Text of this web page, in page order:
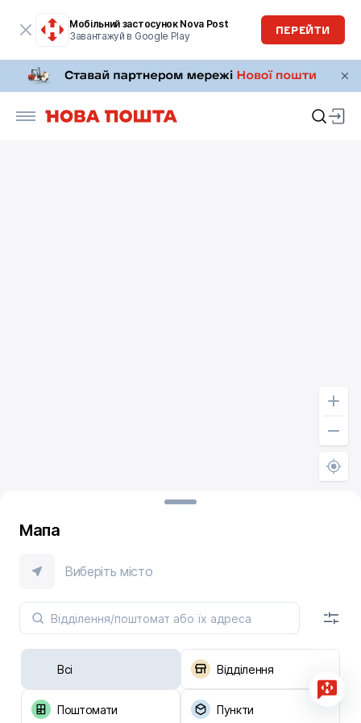
Мобільний застосунок Nova Post
Завантажуй в Google Play
ПЕРЕЙТИ
Мапа
Виберіть місто
Всі Відділення
Поштомати Пункти